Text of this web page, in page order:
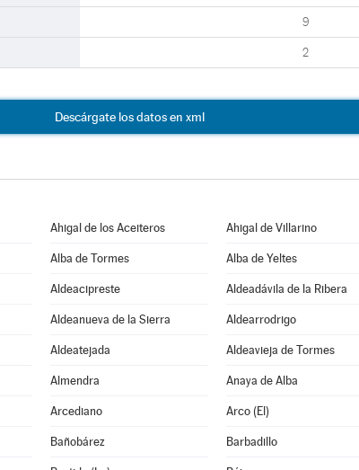
9
2
Descárgate los datos en xml
Ahigal de los Aceiteros Ahigal de Villarino
Alba de Tormes Alba de Yeltes
Aldeacipreste Aldeadávila de la Ribera
Aldeanueva de la Sierra Aldearrodrigo
Aldeatejada Aldeavieja de Tormes
Almendra Anaya de Alba
Arcediano Arco (El)
Bañobárez Barbadillo